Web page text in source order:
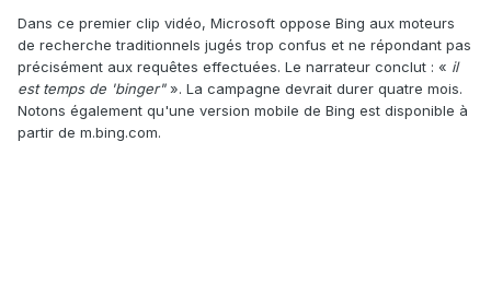
Dans ce premier clip vidéo, Microsoft oppose Bing aux moteurs
de recherche traditionnels jugés trop confus et ne répondant pas
précisément aux requêtes effectuées. Le narrateur conclut : « il
est temps de 'binger"». La campagne devrait durer quatre mois.
Notons également qu'une version mobile de Bing est disponible à
partir de m.bing.com.